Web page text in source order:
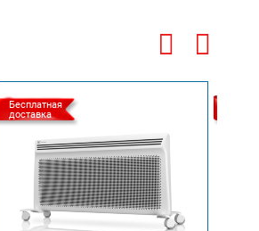
Бесплатная
доставка